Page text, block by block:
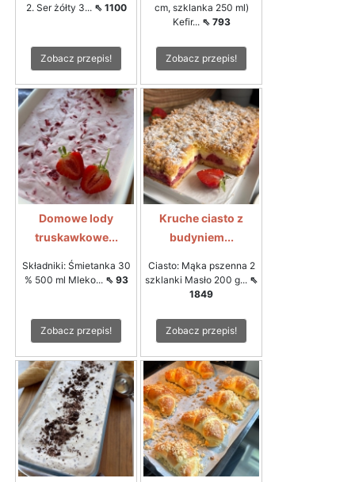
2. Ser żółty 3... ⇖ 1100
Zobacz przepis!
cm, szklanka 250 ml)
Kefir... ⇖ 793
Zobacz przepis!
Domowe lody
truskawkowe...
Składniki: Śmietanka 30
% 500 ml Mleko... ⇖ 93
Zobacz przepis!
Kruche ciasto z
budyniem...
Ciasto: Mąka pszenna 2
szklanki Masło 200 g... ⇖
1849
Zobacz przepis!